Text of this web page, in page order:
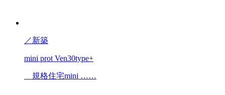
／新築
mini prot Ven30type+
規格住宅mini ……